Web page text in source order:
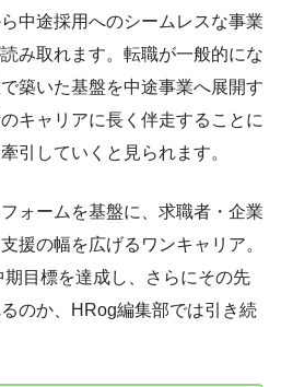
中途採用へのシームレスな事業
み取れます。転職が一般的にな
築いた基盤を中途事業へ展開す
キャリアに長く伴走することに
引していくと見られます。
ォームを基盤に、求職者・企業
援の幅を広げるワンキャリア。
目標を達成し、さらにその先
のか、HRog編集部では引き続